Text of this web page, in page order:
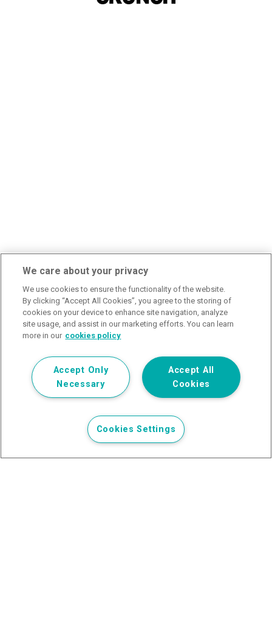
We care about your privacy
We use cookies to ensure the functionality of the website.
By clicking “Accept All Cookies”, you agree to the storing of
cookies on your device to enhance site navigation, analyze
site usage, and assist in our marketing efforts. You can learn
more in our cookies policy
Accept All
Cookies
Accept Only
Necessary
Cookies Settings